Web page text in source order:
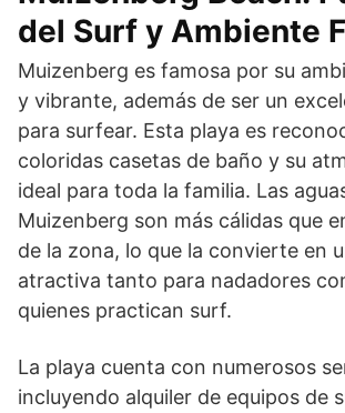
del Surf y Ambiente
Muizenberg es famosa por su
y vibrante, además de ser un
para surfear. Esta playa es
coloridas casetas de baño y su
ideal para toda la familia. Las
Muizenberg son más cálidas que
de la zona, lo que la convierte en
atractiva tanto para nadadores
quienes practican surf.
La playa cuenta con numerosos
incluyendo alquiler de equipos de